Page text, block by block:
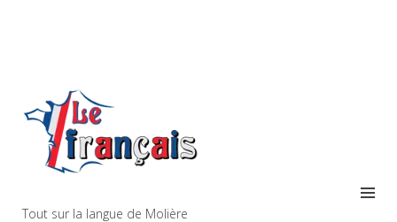
Tout sur la langue de Molière